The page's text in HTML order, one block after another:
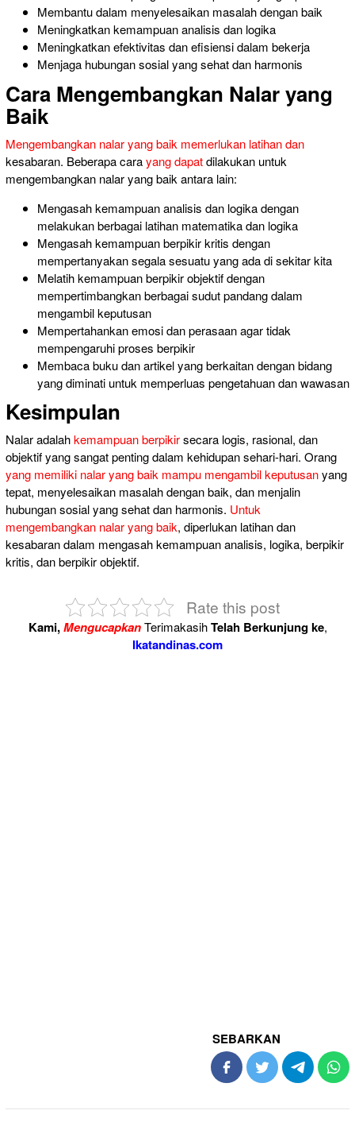
Membantu dalam menyelesaikan masalah denganbaik
Meningkatkan kemampuananalisis dan logika
Meningkatkan efektivitas dan efisiensi dalam bekerja
Menjaga hubungan sosial yangsehat dan harmonis
Cara Mengembangkan Nalar yang
Baik
Mengembangkan nalar yang baik memerlukan latihan dan
kesabaran. Beberapa carayang dapatdilakukan untuk
mengembangkan nalar yang baik antara lain:
Mengasah kemampuan analisis dan logika dengan
melakukan berbagai latihan matematikadan logika
Mengasahkemampuan berpikir kritis dengan
mempertanyakan segala sesuatu yang ada di sekitar kita
Melatihkemampuan berpikirobjektif dengan
mempertimbangkan berbagai sudut pandang dalam
mengambil keputusan
Mempertahankan emosi danperasaan agar tidak
mempengaruhi proses berpikir
Membaca buku dan artikel yang berkaitan dengan bidang
yang diminati untuk memperluas pengetahuan dan wawasan
Kesimpulan
Nalar adalahkemampuan berpikirsecara logis, rasional, dan
objektif yang sangat penting dalam kehidupan sehari-hari. Orang
yang memiliki nalar yang baik mampu mengambil keputusanyang
tepat, menyelesaikan masalah dengan baik, dan menjalin
hubungan sosial yang sehat dan harmonis. Untuk
mengembangkan nalar yang baik, diperlukan latihan dan
kesabaran dalam mengasah kemampuan analisis, logika, berpikir
kritis, dan berpikir objektif.
Rate this post
Kami,MengucapkanTerimakasihTelah Berkunjung ke,
Ikatandinas.com
SEBARKAN